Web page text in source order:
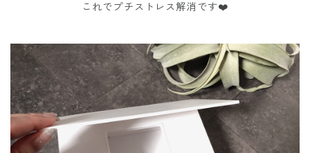
これでプチストレス解消です❤️